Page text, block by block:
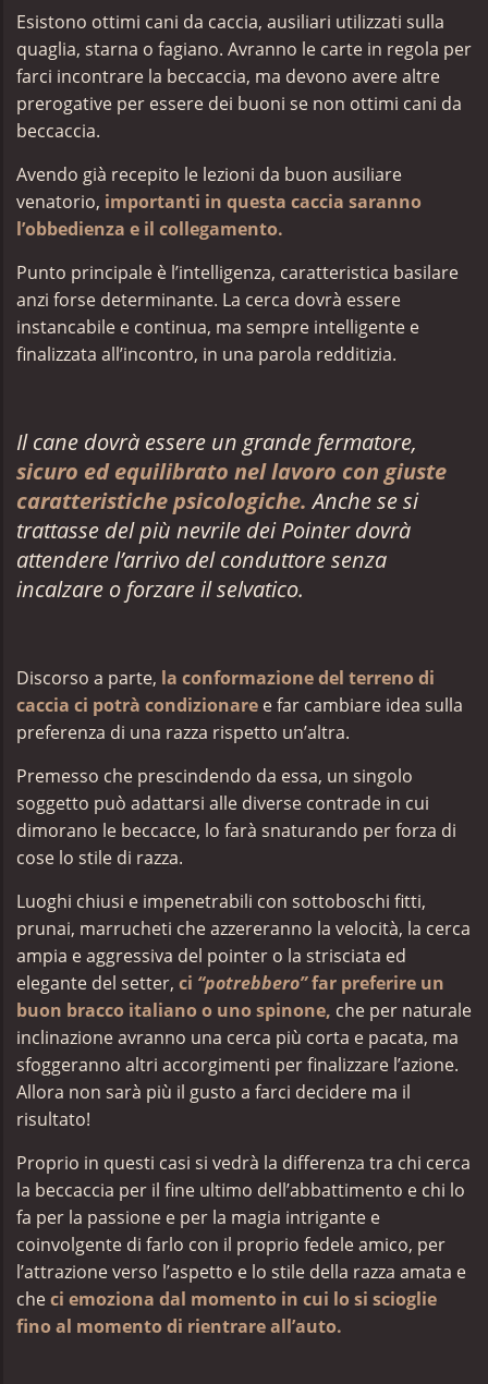
Esistono ottimi cani da caccia, ausiliari utilizzati sulla
quaglia, starna o fagiano. Avranno le carte in regola per
farci incontrare la beccaccia, ma devono avere altre
prerogative per essere dei buoni se non ottimi cani da
beccaccia.
Avendo già recepito le lezioni da buon ausiliare
venatorio, importanti in questa caccia saranno
l’obbedienza e il collegamento.
Punto principale è l’intelligenza, caratteristica basilare
anzi forse determinante. La cerca dovrà essere
instancabile e continua, ma sempre intelligente e
finalizzata all’incontro, in una parola redditizia.
Il cane dovrà essere un grande fermatore,
sicuro ed equilibrato nel lavoro con giuste
caratteristiche psicologiche. Anche se si
trattasse del più nevrile dei Pointer dovrà
attendere l’arrivo del conduttore senza
incalzare o forzare il selvatico.
Discorso a parte, la conformazione del terreno di
caccia ci potrà condizionare e far cambiare idea sulla
preferenza di una razza rispetto un’altra.
Premesso che prescindendo da essa, un singolo
soggetto può adattarsi alle diverse contrade in cui
dimorano le beccacce, lo farà snaturando per forza di
cose lo stile di razza.
Luoghi chiusi e impenetrabili con sottoboschi fitti,
prunai, marrucheti che azzereranno la velocità, la cerca
ampia e aggressiva del pointer o la strisciata ed
elegante del setter, ci “potrebbero”far preferire un
buon bracco italiano o uno spinone, che per naturale
inclinazione avranno una cerca più corta e pacata, ma
sfoggeranno altri accorgimenti per finalizzare l’azione.
Allora non sarà più il gusto a farci decidere ma il
risultato!
Proprio in questi casi si vedrà la differenza tra chi cerca
la beccaccia per il fine ultimo dell’abbattimento e chi lo
fa per la passione e per la magia intrigante e
coinvolgente di farlo con il proprio fedele amico, per
l’attrazione verso l’aspetto e lo stile della razza amata e
checi emoziona dal momento in cui lo si scioglie
fino al momento di rientrare all’auto.